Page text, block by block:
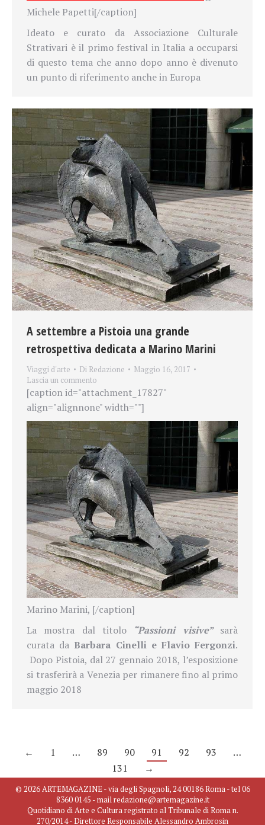
Michele Papetti[/caption]
Ideato e curato da Associazione Culturale
Strativari è il primo festival in Italia a occuparsi
di questo tema che anno dopo anno è divenuto
un punto di riferimento anche in Europa
A settembre a Pistoia una grande
retrospettiva dedicata a Marino Marini
Viaggi d'arte Di Redazione
Maggio 16, 2017
Lascia un commento
[caption id="attachment_17827"
align="alignnone" width=""]
Marino Marini, [/caption]
La mostra dal titolo “Passioni visive”sarà
curata da Barbara Cinelli e Flavio Fergonzi.
Dopo Pistoia, dal 27 gennaio 2018, l’esposizione
si trasferirà a Venezia per rimanere fino al primo
maggio 2018
← 1 … 89 90 91 92 93
…
131
→
© 2026 ARTEMAGAZINE - via degli Spagnoli, 24 00186 Roma - tel 06
8360 0145 - mail redazione@artemagazine.it
Quotidiano di Arte e Cultura registrato al Tribunale di Roma n.
270/2014 - Direttore Responsabile Alessandro Ambrosin